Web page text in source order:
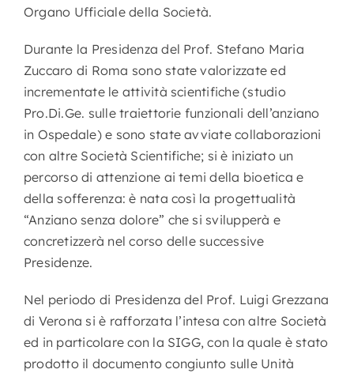
Organo Ufficiale della Società.
Durante la Presidenza del Prof. Stefano Maria
Zuccaro di Roma sono state valorizzate ed
incrementate le attività scientifiche (studio
Pro.Di.Ge. sulle traiettorie funzionali dell’anziano
in Ospedale) e sono state avviate collaborazioni
con altre Società Scientifiche; si è iniziato un
percorso di attenzione ai temi della bioetica e
della sofferenza: è nata così la progettualità
“Anziano senza dolore” che si svilupperà e
concretizzerà nel corso delle successive
Presidenze.
Nel periodo di Presidenza del Prof. Luigi Grezzana
di Verona si è rafforzata l’intesa con altre Società
ed in particolare con la SIGG, con la quale è stato
prodotto il documento congiunto sulle Unità